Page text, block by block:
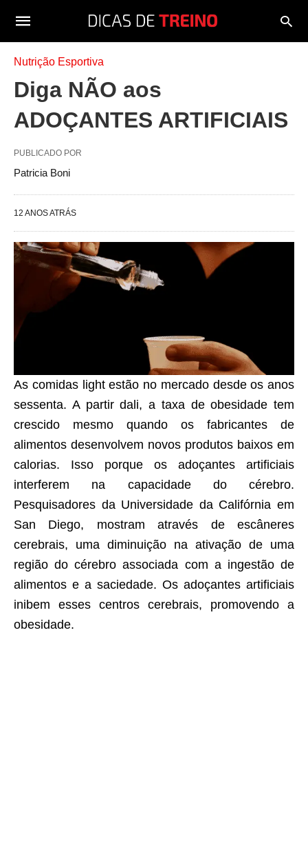
Nutrição Esportiva
Diga NÃO aos
ADOÇANTES ARTIFICIAIS
PUBLICADO POR
Patricia Boni
12 ANOS ATRÁS
As comidas light estão no mercado desde os anos
sessenta. A partir dali, a taxa de obesidade tem
crescido mesmo quando os fabricantes de
alimentos desenvolvem novos produtos baixos em
calorias. Isso porque os adoçantes artificiais
interferem na capacidade do cérebro.
Pesquisadores da Universidade da Califórnia em
San Diego, mostram através de escâneres
cerebrais, uma diminuição na ativação de uma
região do cérebro associada com a ingestão de
alimentos e a saciedade. Os adoçantes artificiais
inibem esses centros cerebrais, promovendo a
obesidade.